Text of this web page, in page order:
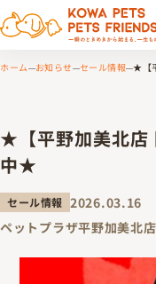
ホーム お知らせ セール情報 ★【
★【平野加美北店
中★
セール情報 2026.03.16
ペットプラザ平野加美北店